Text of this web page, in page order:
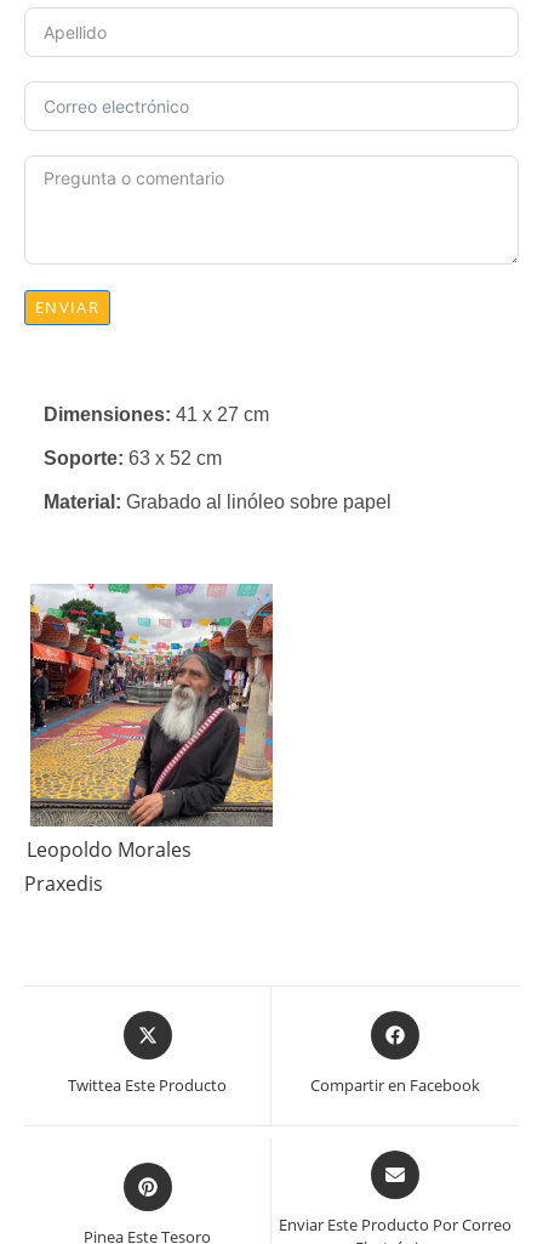
ENVIAR
Dimensiones: 41 x 27 cm
Soporte: 63 x 52 cm
Material: Grabado al linóleo sobre papel
Leopoldo Morales
Praxedis
Se
abre
Twittea Este Producto
Se
abre
en
ventana
Compartir en Facebook
Se
abre
Pinea Este Tesoro
Se
abre
una
Enviar Este Producto Por Correo